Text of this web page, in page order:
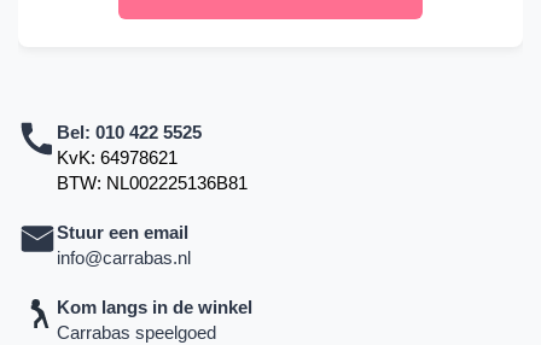
Bel: 010 422 5525
KvK: 64978621
BTW: NL002225136B81
Stuur een email
info@carrabas.nl
Kom langs in de winkel
Carrabas speelgoed